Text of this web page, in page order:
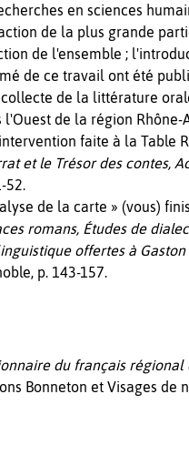
en sciences
de la plus grande
de l'ensemble ;
de ce travail ont été
collecte de la littérature
l'Ouest de la région Rhône-
faite à la Table
et le Trésor des contes,
52.
de la carte » (vous)
romans, Études de
offertes à
p. 143-157.
du français régional
Bonneton et Visages de